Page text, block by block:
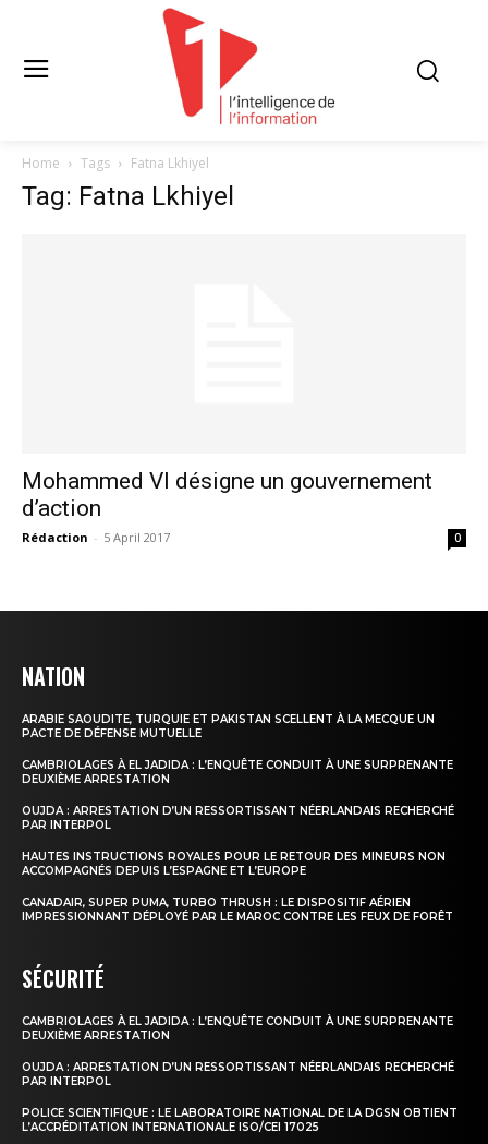
l'intelligence de
Home Tags Fatna Lkhiyel
Tag: Fatna Lkhiyel
Mohammed VI désigne un gouvernement
d’action
Rédaction - 5 April 2017 0
NATION
ARABIE SAOUDITE, TURQUIE ET PAKISTAN SCELLENT À LA MECQUE UN
PACTE DE DÉFENSE MUTUELLE
CAMBRIOLAGES À EL JADIDA : L’ENQUÊTE CONDUIT À UNE SURPRENANTE
DEUXIÈME ARRESTATION
OUJDA : ARRESTATION D’UN RESSORTISSANT NÉERLANDAIS RECHERCHÉ
PAR INTERPOL
HAUTES INSTRUCTIONS ROYALES POUR LE RETOUR DES MINEURS NON
ACCOMPAGNÉS DEPUIS L’ESPAGNE ET L’EUROPE
CANADAIR, SUPER PUMA, TURBO THRUSH : LE DISPOSITIF AÉRIEN
IMPRESSIONNANT DÉPLOYÉ PAR LE MAROC CONTRE LES FEUX DE FORÊT
SÉCURITÉ
CAMBRIOLAGES À EL JADIDA : L’ENQUÊTE CONDUIT À UNE SURPRENANTE
DEUXIÈME ARRESTATION
OUJDA : ARRESTATION D’UN RESSORTISSANT NÉERLANDAIS RECHERCHÉ
PAR INTERPOL
POLICE SCIENTIFIQUE : LE LABORATOIRE NATIONAL DE LA DGSN OBTIENT
L’ACCRÉDITATION INTERNATIONALE ISO/CEI 17025